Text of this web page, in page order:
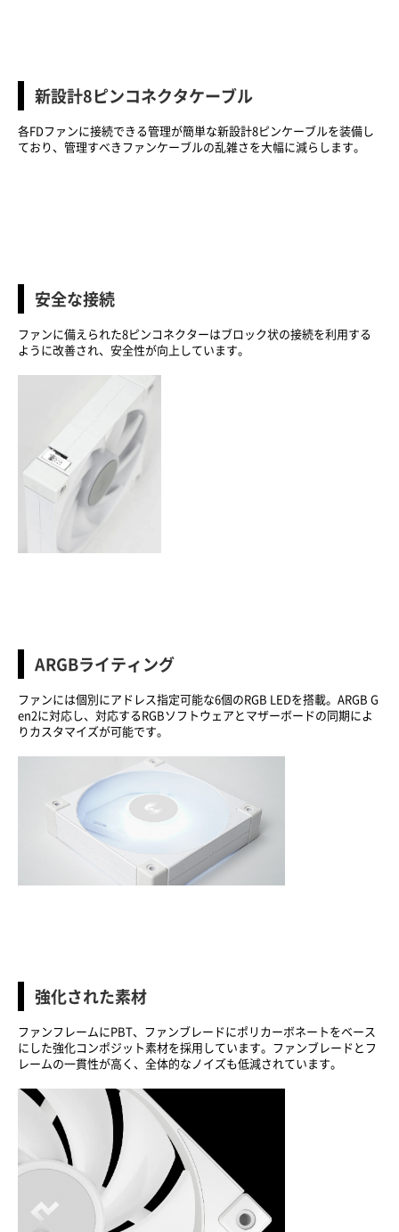
新設計8ピンコネクタケーブル
各FDファンに接続できる管理が簡単な新設計8ピンケーブルを装備し
ており、管理すべきファンケーブルの乱雑さを大幅に減らします。
安全な接続
ファンに備えられた8ピンコネクターはブロック状の接続を利用する
ように改善され、安全性が向上しています。
ARGBライティング
ファンには個別にアドレス指定可能な6個のRGB LEDを搭載。ARGB G
en2に対応し、対応するRGBソフトウェアとマザーボードの同期によ
りカスタマイズが可能です。
強化された素材
ファンフレームにPBT、ファンブレードにポリカーボネートをベース
にした強化コンポジット素材を採用しています。ファンブレードとフ
レームの一貫性が高く、全体的なノイズも低減されています。